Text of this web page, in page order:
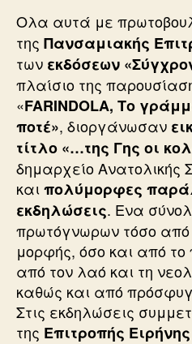
Ολα αυτά με
της Πανσαμιακής
των εκδόσεων
πλαίσιο της
«FARINDOLA, Το
ποτέ», διοργάνωσαν
τίτλο «…της Γης οι
δημαρχείο Ανατολικής
καιπολύμορφες
εκδηλώσεις. Ενα
πρωτόγνωρων τόσο από
μορφής, όσο και από
από τον λαό και τη
καθώς και από
Στις εκδηλώσεις
της Επιτροπής